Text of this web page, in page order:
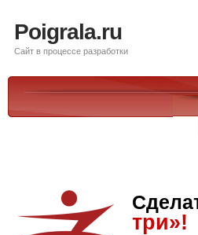
Poigrala.ru
Сайт в процессе разработки
три»!